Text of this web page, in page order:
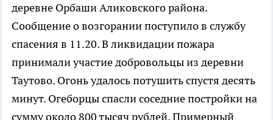
деревне Орбаши Аликовского района.
Сообщение о возгорании поступило в службу
спасения в 11.20. В ликвидации пожара
принимали участие добровольцы из деревни
Таутово. Огонь удалось потушить спустя десять
минут. Огеборцы спасли соседние постройки на
сумму около 800 тысяч рублей. Примерный